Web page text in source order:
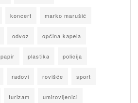
koncert marko marušić
odvoz općina kapela
papir plastika policija
radovi rovišće sport
turizam umirovljenici